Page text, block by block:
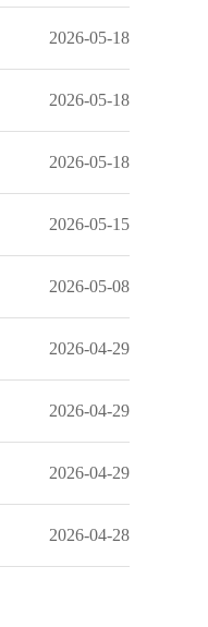
2026-05-18
2026-05-18
2026-05-18
2026-05-15
2026-05-08
2026-04-29
2026-04-29
2026-04-29
2026-04-28